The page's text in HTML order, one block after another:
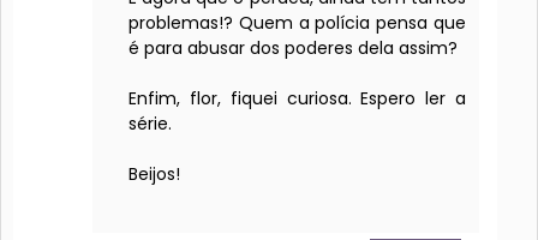
problemas!? Quem a polícia pensa que
é para abusar dos poderes dela assim?
Enfim, flor, fiquei curiosa. Espero ler a
série.
Beijos!